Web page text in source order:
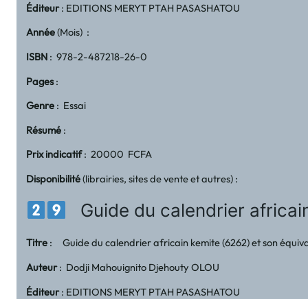
Éditeur: EDITIONS MERYT PTAH PASASHATOU
Année(Mois) :
ISBN : 978-2-487218-26-0
Pages:
Genre : Essai
Résumé :
Prix indicatif: 20000 FCFA
Disponibilité(librairies, sites de vente et autres) :
Guide du calendrier
Titre : Guide du calendrier africain kemite (6262) et son
Auteur: Dodji Mahouignito Djehouty OLOU
Éditeur: EDITIONS MERYT PTAH PASASHATOU